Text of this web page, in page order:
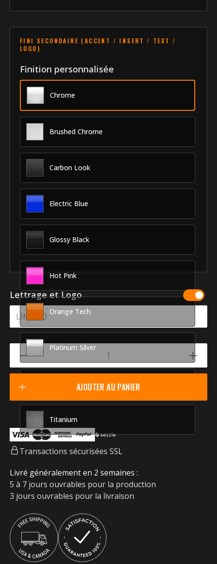
XS
Longueur de moulure (porte arrière)
Véhicule
Année
2018
Modèle
Avalon
Identité
SKU
CXS-
Fournisseur
MyCar
FINI SECONDAIRE (ACCENT / INSERT / TEXT /
LOGO)
Finition personnalisée
Chrome
Brushed Chrome
Carbon Look
Electric Blue
Glossy Black
Hot Pink
Orange Tech
Platinum Silver
Racing Red
Titanium
Lettrage et Logo
AJOUTER AU PANIER
Transactions sécurisées SSL
Livré généralement en 2 semaines :
5 à 7 jours ouvrables pour la production
3 jours ouvrables pour la livraison